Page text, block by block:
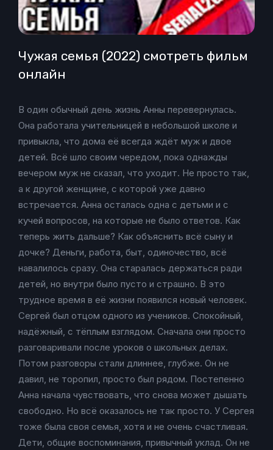
Чужая семья (2022) смотреть фильм
онлайн
В один обычный день жизнь Анны перевернулась.
Она работала учительницей в небольшой школе и
привыкла, что дома её всегда ждёт муж и двое
детей. Всё шло своим чередом, пока однажды
вечером муж не сказал, что уходит. Не просто так,
а к другой женщине, с которой уже давно
встречается. Анна осталась одна с детьми и с
кучей вопросов, на которые не было ответов. Как
теперь жить дальше? Как объяснить всё сыну и
дочке? Деньги, работа, быт, одиночество, всё
навалилось сразу. Она старалась держаться ради
детей, но внутри было пусто и страшно. В это
трудное время в её жизни появился новый человек.
Сергей был отцом одного из учеников. Спокойный,
надёжный, с тёплым взглядом. Сначала они просто
разговаривали после уроков о школьных делах.
Потом разговоры стали длиннее, глубже. Он не
давил, не торопил, просто был рядом. Постепенно
Анна начала чувствовать, что снова может дышать
свободно. Но всё оказалось не так просто. У Сергея
тоже была своя семья, хотя и не очень счастливая.
Дети, общие воспоминания, привычный уклад. Он не